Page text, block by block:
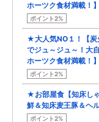
ホーツク食材満載！
ポイント2%
★大人気NO１！【炭
でジュ～ジュ～！大
ホーツク食材満載！
ポイント2%
★お部屋食【知床し
鮮＆知床麦王豚＆ヘ
ポイント2%